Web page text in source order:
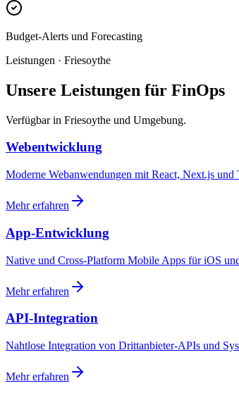
Budget-Alerts und Forecasting
Leistungen · Friesoythe
Unsere Leistungen für FinOps
Verfügbar in Friesoythe und Umgebung.
Webentwicklung
Moderne Webanwendungen mit React, Next.js und
Mehr erfahren
App-Entwicklung
Native und Cross-Platform Mobile Apps für iOS
Mehr erfahren
API-Integration
Nahtlose Integration von Drittanbieter-APIs und
Mehr erfahren